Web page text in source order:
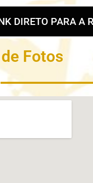
DIRETO PARA A
Fotos